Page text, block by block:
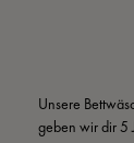
Unsere
geben wir dir 5